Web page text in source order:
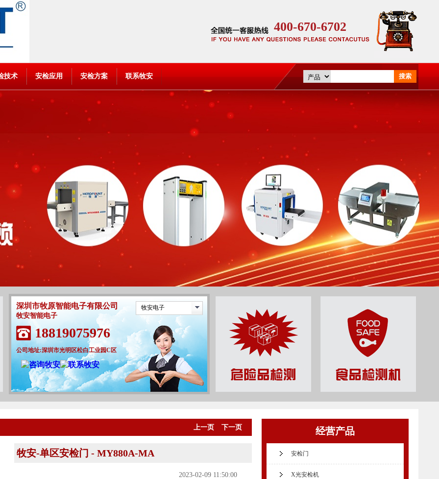
400-670-6702
技术 安检应用 安检方案 联系牧安
牧安电子
深圳市牧原智能电子有限公司
牧安智能电子
18819075976
公司地址:深圳市光明区松白工业园C区
上一页 下一页
牧安-单区安检门 - MY880A-MA
2023-02-09 11:50:00
经营产品
安检门
X光安检机